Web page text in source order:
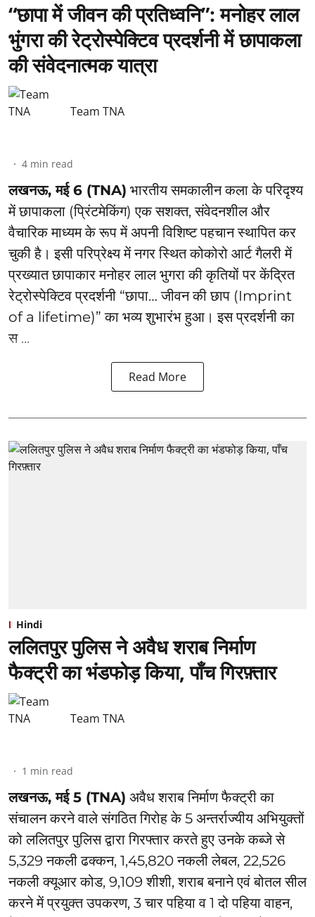
“छापा में जीवन की प्रतिध्वनि”: ⁠मनोहर लाल
भुंगरा की रेट्रोस्पेक्टिव प्रदर्शनी में छापाकला
की संवेदनात्मक यात्रा
Team TNA
4 min read
लखनऊ, मई 6 (TNA) भारतीय समकालीन कला के परिदृश्य
में छापाकला (प्रिंटमेकिंग) एक सशक्त, संवेदनशील और
वैचारिक माध्यम के रूप में अपनी विशिष्ट पहचान स्थापित कर
चुकी है। इसी परिप्रेक्ष्य में नगर स्थित कोकोरो आर्ट गैलरी में
प्रख्यात छापाकार मनोहर लाल भुगरा की कृतियों पर केंद्रित
रेट्रोस्पेक्टिव प्रदर्शनी “छापा… जीवन की छाप (Imprint
of a lifetime)” का भव्य शुभारंभ हुआ। इस प्रदर्शनी का
स ...
Read More
Hindi
ललितपुर पुलिस ने अवैध शराब निर्माण
फैक्ट्री का भंडफोड़ किया, पाँच गिरफ़्तार
Team TNA
1 min read
लखनऊ, मई 5 (TNA) अवैध शराब निर्माण फैक्ट्री का
संचालन करने वाले संगठित गिरोह के 5 अन्तर्राज्यीय अभियुक्तों
को ललितपुर पुलिस द्वारा गिरफ्तार करते हुए उनके कब्जे से
5,329 नकली ढक्कन, 1,45,820 नकली लेबल, 22,526
नकली क्यूआर कोड, 9,109 शीशी, शराब बनाने एवं बोतल सील
करने में प्रयुक्त उपकरण, 3 चार पहिया व 1 दो पहिया वाहन,